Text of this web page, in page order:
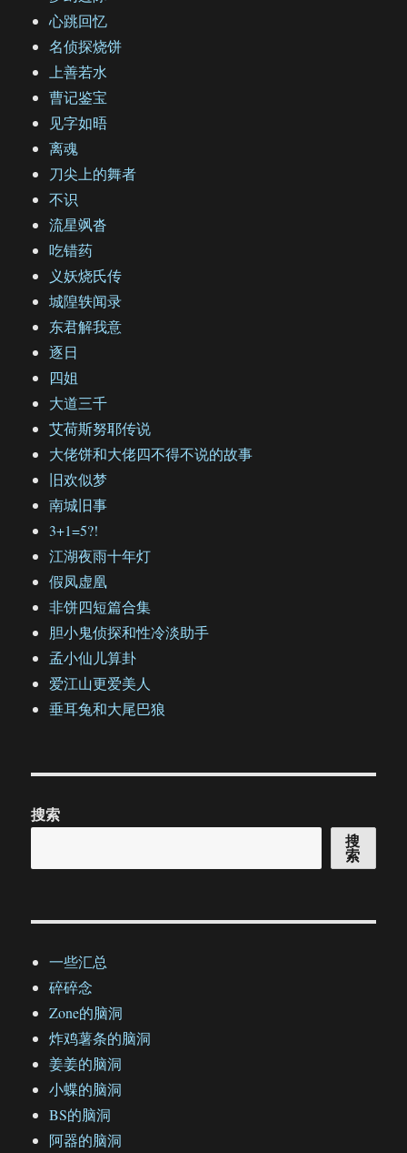
心跳回忆
名侦探烧饼
上善若水
曹记鉴宝
见字如晤
离魂
刀尖上的舞者
不识
流星飒沓
吃错药
义妖烧氏传
城隍轶闻录
东君解我意
逐日
四姐
大道三千
艾荷斯努耶传说
大佬饼和大佬四不得不说的故事
旧欢似梦
南城旧事
3+1=5?!
江湖夜雨十年灯
假凤虚凰
非饼四短篇合集
胆小鬼侦探和性冷淡助手
孟小仙儿算卦
爱江山更爱美人
垂耳兔和大尾巴狼
搜索
搜
索
一些汇总
碎碎念
Zone的脑洞
炸鸡薯条的脑洞
姜姜的脑洞
小蝶的脑洞
BS的脑洞
阿器的脑洞